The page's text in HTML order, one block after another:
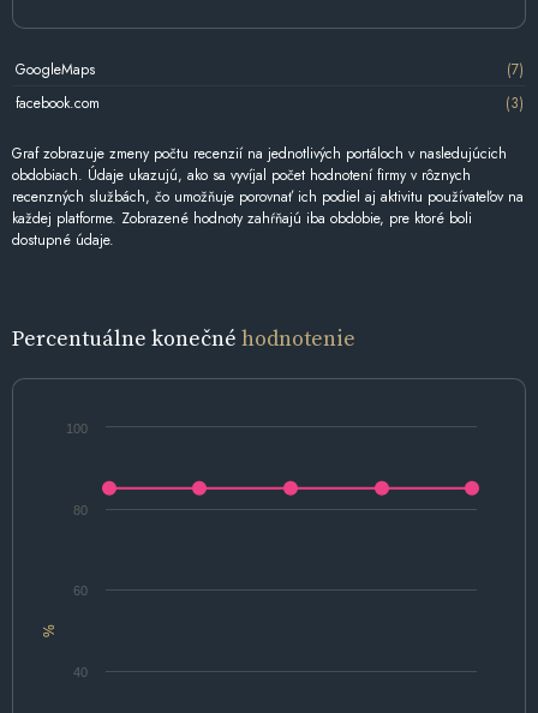
GoogleMaps
(7)
facebook.com
(3)
Graf zobrazuje zmeny počtu recenzií na jednotlivých portáloch v nasledujúcich
obdobiach. Údaje ukazujú, ako sa vyvíjal počet hodnotení firmy v rôznych
recenzných službách, čo umožňuje porovnať ich podiel aj aktivitu používateľov na
každej platforme. Zobrazené hodnoty zahŕňajú iba obdobie, pre ktoré boli
dostupné údaje.
Percentuálne konečné hodnotenie
%
40
60
80
100